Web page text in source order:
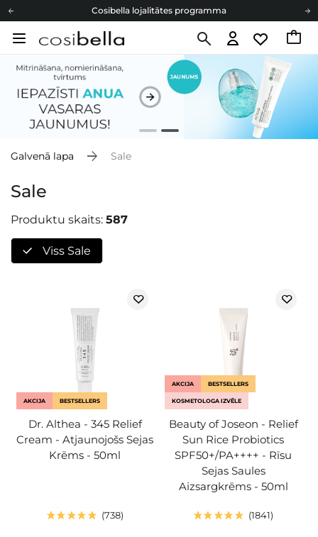
Cosibella lojalitātes programma
Bezmaskas piegāde no 49,00 €
Cosibella lojalitātes programma
Bezmaskas piegāde no 49,00 €
Galvenā lapa Sale
Sale
Produktu skaits: 587
Viss Sale
AKCIJA BESTSELLERS
Dr. Althea - 345 Relief
Cream - Atjaunojošs Sejas
Krēms - 50ml
738
AKCIJA BESTSELLERS
KOSMETOLOGA IZVĒLE
Beauty of Joseon - Relief
Sun Rice Probiotics
SPF50+/PA++++ - Rīsu
Sejas Saules
Aizsargkrēms - 50ml
1841